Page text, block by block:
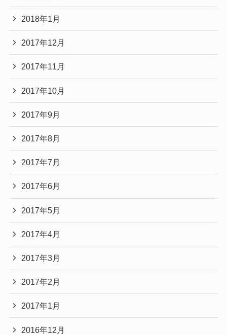
2018年1月
2017年12月
2017年11月
2017年10月
2017年9月
2017年8月
2017年7月
2017年6月
2017年5月
2017年4月
2017年3月
2017年2月
2017年1月
2016年12月